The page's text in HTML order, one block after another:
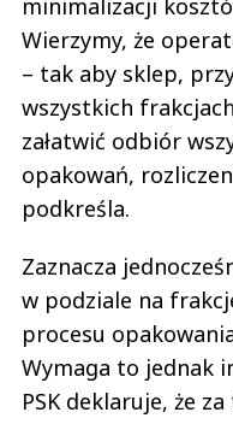
minimalizacji
Wierzymy, że
– tak aby sklep,
wszystkich
załatwić odbiór
opakowań,
podkreśla.
Zaznacza
w podziale na
procesu
Wymaga to jednak
PSK deklaruje, że